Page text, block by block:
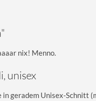
nix! Menno.
unisex
in geradem Unisex-Schnitt